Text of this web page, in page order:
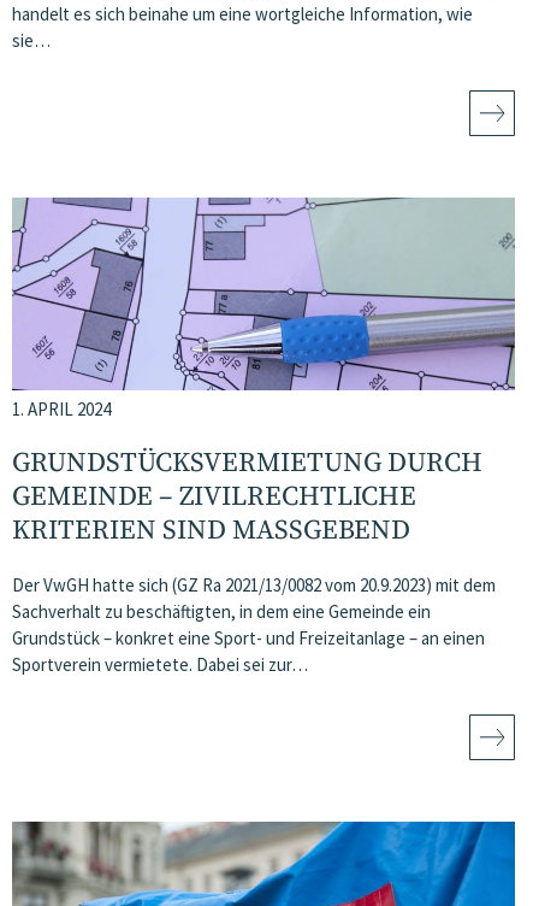
handelt es sich beinahe um eine wortgleiche Information, wie
sie…
1. APRIL 2024
GRUNDSTÜCKSVERMIETUNG DURCH
GEMEINDE – ZIVILRECHTLICHE
KRITERIEN SIND MASSGEBEND
Der VwGH hatte sich (GZ Ra 2021/13/0082 vom 20.9.2023) mit dem
Sachverhalt zu beschäftigten, in dem eine Gemeinde ein
Grundstück – konkret eine Sport- und Freizeitanlage – an einen
Sportverein vermietete. Dabei sei zur…